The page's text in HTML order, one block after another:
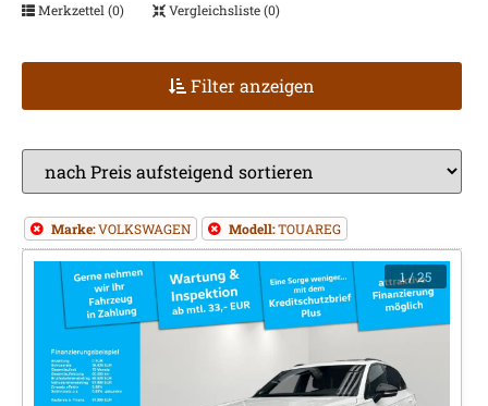
Merkzettel (0) Vergleichsliste (0)
Filter anzeigen
Marke:VOLKSWAGEN Modell:TOUAREG
1/ 25